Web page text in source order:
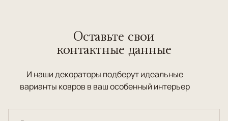
Оставьте свои
контактные данные
И наши декораторы подберут идеальные
варианты ковров в ваш особенный интерьер